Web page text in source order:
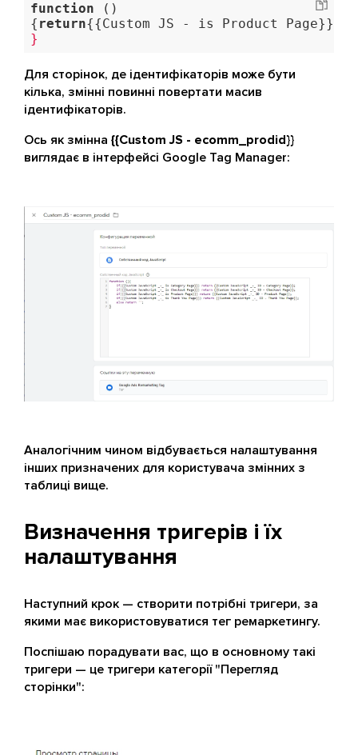
function
()
{ return{{Custom JS - is Product Page}}?
}
Для сторінок, де ідентифікаторів може бути
кілька, змінні повинні повертати масив
ідентифікаторів.
Ось як змінна {{Custom JS - ecomm_prodid}}
виглядає в інтерфейсі Google Tag Manager:
Аналогічним чином відбувається налаштування
інших призначених для користувача змінних з
таблиці вище.
Визначення тригерів і їх
налаштування
Наступний крок — створити потрібні тригери, за
якими має використовуватися тег ремаркетингу.
Поспішаю порадувати вас, що в основному такі
тригери — це тригери категорії "Перегляд
сторінки":